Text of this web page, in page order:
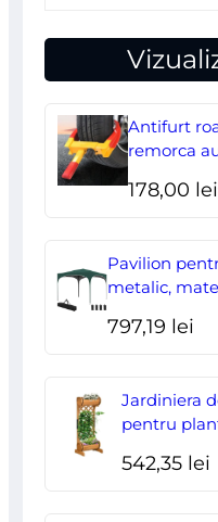
Antifurt
remorca
178,00 lei
Pavilion
metalic,
797,19 lei
Jardiniera
pentru
542,35 lei